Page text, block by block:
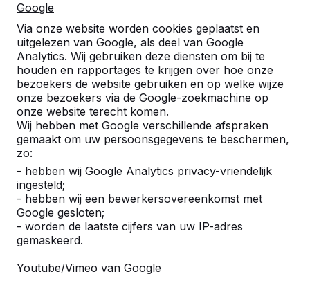
Google
Via onze website worden cookies geplaatst en
uitgelezen van Google, als deel van Google
Analytics. Wij gebruiken deze diensten om bij te
houden en rapportages te krijgen over hoe onze
bezoekers de website gebruiken en op welke wijze
onze bezoekers via de Google-zoekmachine op
onze website terecht komen.
Wij hebben met Google verschillende afspraken
gemaakt om uw persoonsgegevens te beschermen,
zo:
- hebben wij Google Analytics privacy-vriendelijk
ingesteld;
- hebben wij een bewerkersovereenkomst met
Google gesloten;
- worden de laatste cijfers van uw IP-adres
gemaskeerd.
Youtube/Vimeo van Google
Ontdek ons complete
assortiment
Pingpongtafels -->